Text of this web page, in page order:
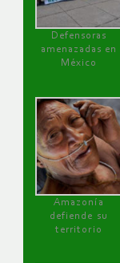
Defensoras
amenazadas en
México
Amazonía
defiende su
territorio